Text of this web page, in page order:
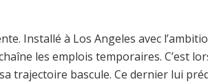
Installé à Los Angeles avec
les emplois temporaires. C’est
trajectoire bascule. Ce dernier lui